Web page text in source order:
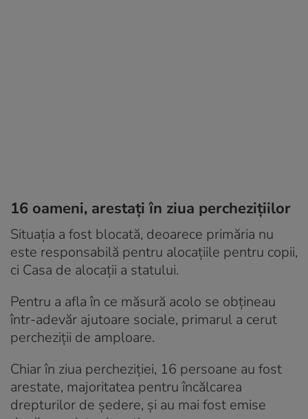
16 oameni, arestați în ziua perchezițiilor
Situația a fost blocată, deoarece primăria nu
este responsabilă pentru alocațiile pentru copii,
ci Casa de alocații a statului.
Pentru a afla în ce măsură acolo se obțineau
într-adevăr ajutoare sociale, primarul a cerut
percheziții de amploare.
Chiar în ziua percheziției, 16 persoane au fost
arestate, majoritatea pentru încălcarea
drepturilor de ședere, și au mai fost emise